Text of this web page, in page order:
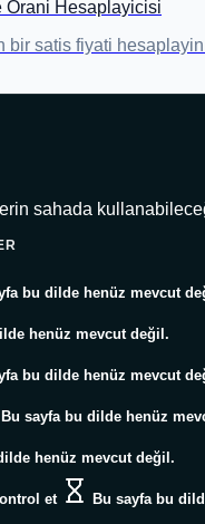
Orani Hesaplayicisi
bir satis fiyati
sahada
bu dilde henüz mevcut
henüz mevcut değil.
bu dilde henüz mevcut
Bu sayfa bu dilde henüz
henüz mevcut değil.
et Bu sayfa bu